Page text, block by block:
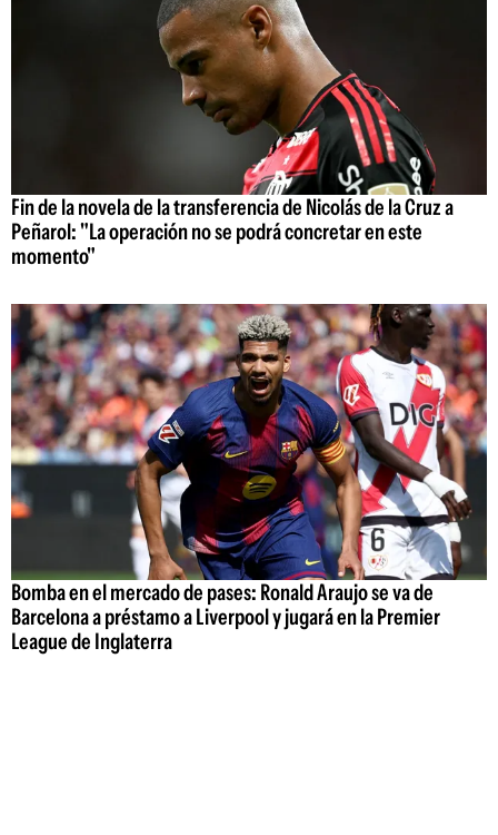
Fin de la novela de la transferencia de Nicolás de la Cruz a
Peñarol: "La operación no se podrá concretar en este
momento"
Bomba en el mercado de pases: Ronald Araujo se va de
Barcelona a préstamo a Liverpool y jugará en la Premier
League de Inglaterra